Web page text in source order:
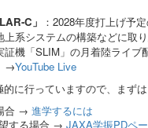
C」
：2028年度打上げ予
系システムの構築などに取り
証機「SLIM」の月着陸ライ
→YouTube Live
に行っていますので、まず
合 → 進学するには
する場合 → JAXA学振PDペ